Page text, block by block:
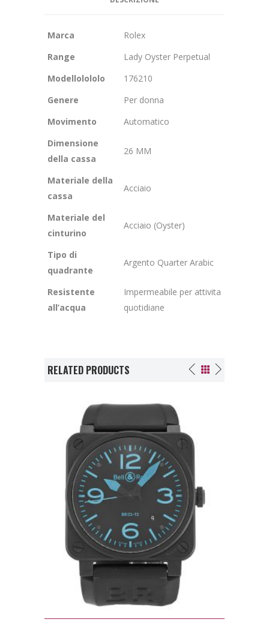
Marca
Rolex
Range
Lady Oyster Perpetual
Modellolololo
176210
Genere
Per donna
Movimento
Automatico
Dimensione
della cassa
26 MM
Materiale della
cassa
Acciaio
Materiale del
cinturino
Acciaio (Oyster)
Tipo di
quadrante
Argento Quarter Arabic
Resistente
all’acqua
Impermeabile per attivita
quotidiane
RELATED PRODUCTS